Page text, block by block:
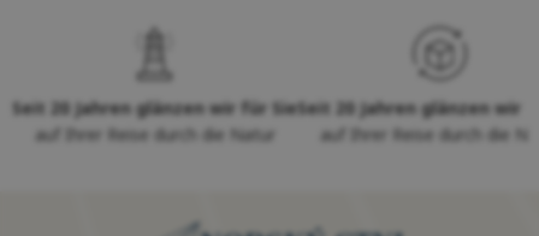
Seit 20 Jahren glänzen wir für Sie
auf Ihrer Reise durch die Natur
Seit 20 Jahren glänzen wir
auf Ihrer Reise durch die